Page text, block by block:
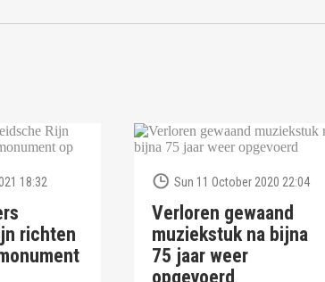
18:32
richten
Sun 11 October 2020 22:04
Verloren gewaand
muziekstuk na bijna
75 jaar weer
opgevoerd